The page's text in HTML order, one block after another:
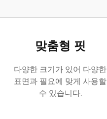
맞춤형 핏
다양한 크기가 있어 다양한
표면과 필요에 맞게 사용할
수 있습니다.